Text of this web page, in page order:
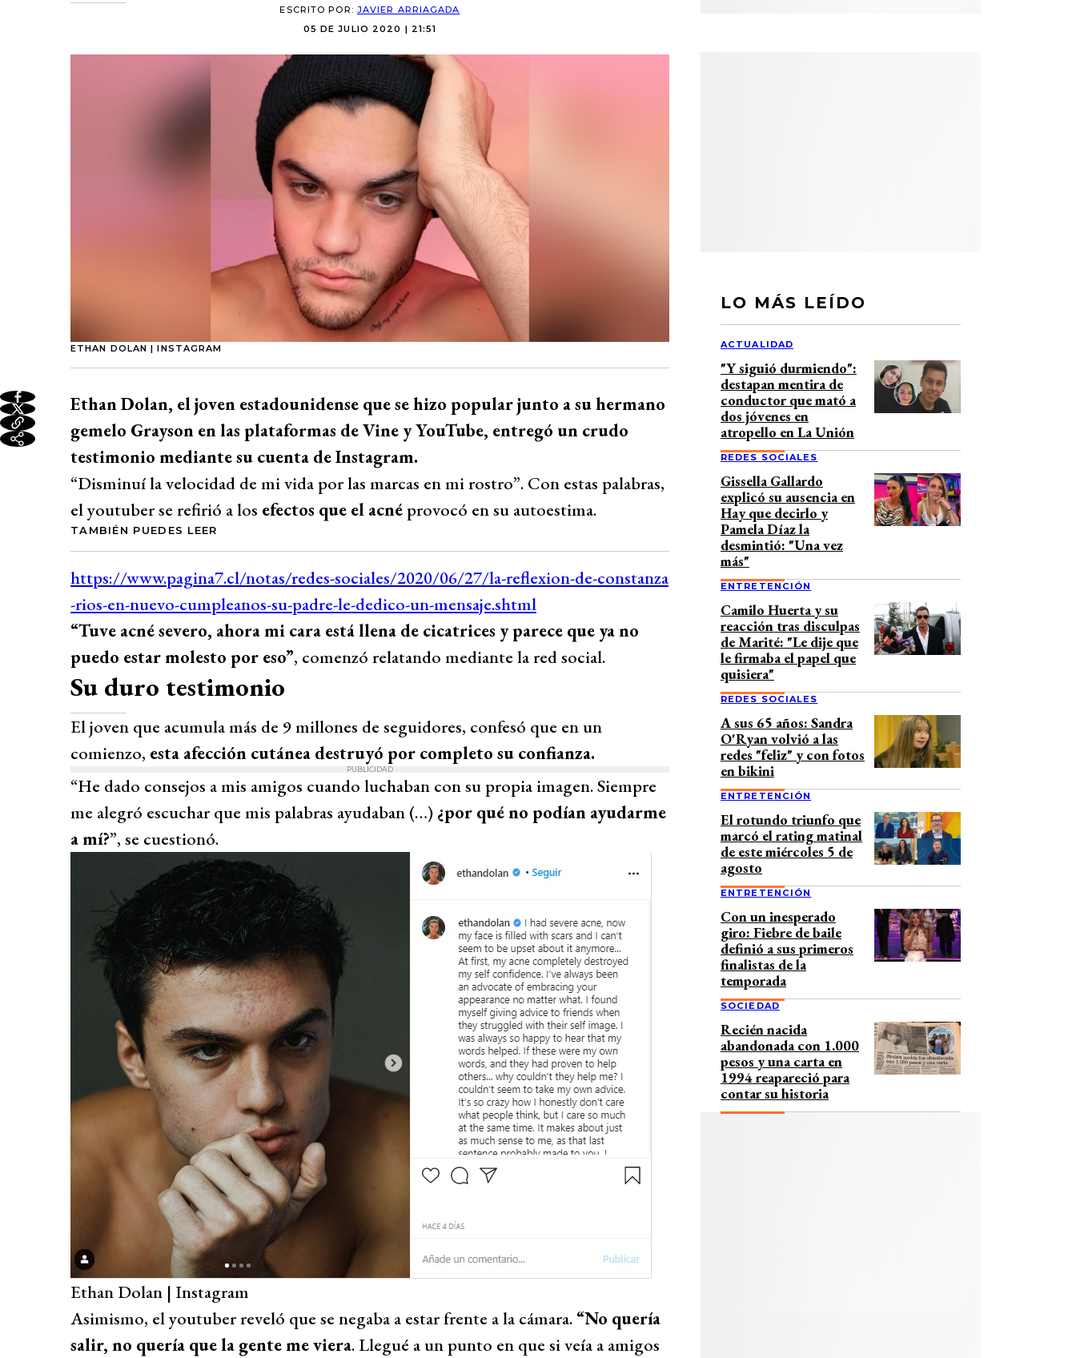
ESCRITO POR: JAVIER ARRIAGADA
05 DE JULIO 2020 | 21:51
ETHAN DOLAN | INSTAGRAM
Ethan Dolan, el joven estadounidense que se hizo popular junto a su hermano
gemelo Grayson en las plataformas de Vine y YouTube, entregó un crudo
testimonio mediante su cuenta de Instagram.
“Disminuí la velocidad de mi vida por las marcas en mi rostro”. Con estas palabras,
el youtuber se refirió a los efectos que el acné provocó en su autoestima.
TAMBIÉN PUEDES LEER
“Tuve acné severo, ahora mi cara está llena de cicatrices y parece que ya no
puedo estar molesto por eso”, comenzó relatando mediante la red social.
Su duro testimonio
El joven que acumula más de 9 millones de seguidores, confesó que en un
comienzo, esta afección cutánea destruyó por completo su confianza.
PUBLICIDAD
“He dado consejos a mis amigos cuando luchaban con su propia imagen. Siempre
me alegró escuchar que mis palabras ayudaban (…) ¿por qué no podían ayudarme
a mí?”, se cuestionó.
Ethan Dolan | Instagram
Asimismo, el youtuber reveló que se negaba a estar frente a la cámara. “No quería
salir, no quería que la gente me viera. Llegué a un punto en que si veía a amigos
LO MÁS LEÍDO
ACTUALIDAD
"Y siguió durmiendo":
destapan mentira de
conductor que mató a
dos jóvenes en
atropello en La Unión
REDES SOCIALES
Gissella Gallardo
explicó su ausencia en
Hay que decirlo y
Pamela Díaz la
desmintió: "Una vez
más"
ENTRETENCIÓN
Camilo Huerta y su
reacción tras disculpas
de Marité: "Le dije que
le firmaba el papel que
quisiera"
REDES SOCIALES
A sus 65 años: Sandra
O'Ryan volvió a las
redes "feliz" y con fotos
en bikini
ENTRETENCIÓN
El rotundo triunfo que
marcó el rating matinal
de este miércoles 5 de
agosto
ENTRETENCIÓN
Con un inesperado
giro: Fiebre de baile
definió a sus primeros
finalistas de la
temporada
SOCIEDAD
Recién nacida
abandonada con 1.000
pesos y una carta en
1994 reapareció para
contar su historia